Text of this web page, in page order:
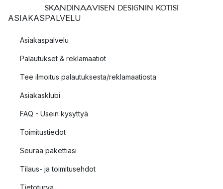
SKANDINAAVISEN DESIGNIN KOTISI
ASIAKASPALVELU
Asiakaspalvelu
Palautukset & reklamaatiot
Tee ilmoitus palautuksesta/reklamaatiosta
Asiakasklubi
FAQ - Usein kysyttyä
Toimitustiedot
Seuraa pakettiasi
Tilaus- ja toimitusehdot
Tietoturva